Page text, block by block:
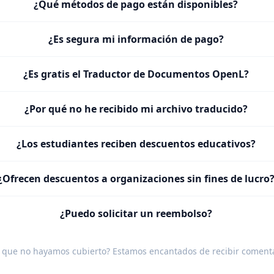
¿Qué métodos de pago están disponibles?
¿Es segura mi información de pago?
¿Es gratis el Traductor de Documentos OpenL?
¿Por qué no he recibido mi archivo traducido?
¿Los estudiantes reciben descuentos educativos?
descuentos a organizaciones sin fines de lucro?
¿Puedo solicitar un reembolso?
que no hayamos cubierto? Estamos encantados de recibir